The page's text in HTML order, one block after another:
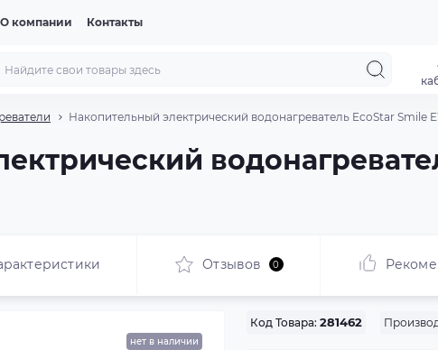
О компании Контакты
Накопительный электрический водонагреватель EcoStar Smile
Отзывов 0
нет в наличии
Код Товара: 281462